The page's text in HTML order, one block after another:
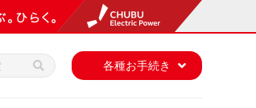
各種お手続き